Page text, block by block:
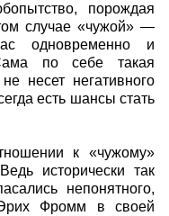
порождая
случае «чужой» —
одновременно и
по себе такая
несет негативного
есть шансы стать
к «чужому»
исторически так
непонятного,
Эрих Фромм в своей